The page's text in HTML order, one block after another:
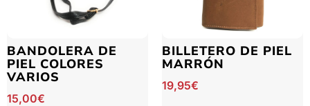
BANDOLERA DE
PIEL COLORES
VARIOS
15,00€
BILLETERO DE PIEL
MARRÓN
19,95€